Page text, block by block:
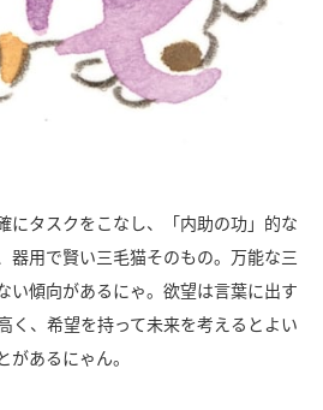
タスクをこなし、「内助の功」的な
器用で賢い三毛猫そのもの。万能な三
い傾向があるにゃ。欲望は言葉に出す
、希望を持って未来を考えるとよい
があるにゃん。